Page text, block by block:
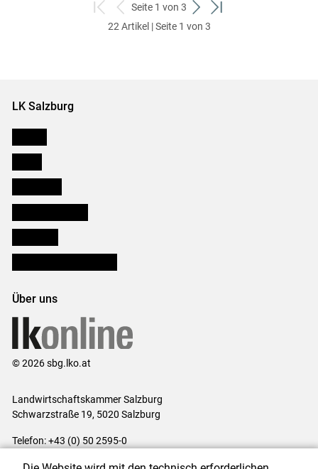
zum
ersten
zurück
zum
Seite 1 von 3
weiter
zum
zum
22 Artikel | Seite 1 von 3
LK Salzburg
Über uns
© 2026 sbg.lko.at
Landwirtschaftskammer Salzburg
Schwarzstraße 19, 5020 Salzburg
Telefon: +43 (0) 50 2595-0